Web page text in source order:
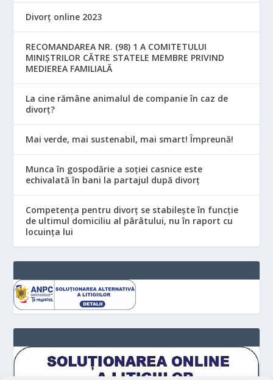
Divorț online 2023
RECOMANDAREA NR. (98) 1 A COMITETULUI
MINIŞTRILOR CĂTRE STATELE MEMBRE PRIVIND
MEDIEREA FAMILIALĂ
La cine rămâne animalul de companie în caz de
divorț?
Mai verde, mai sustenabil, mai smart! Împreună!
Munca în gospodărie a soției casnice este
echivalată în bani la partajul după divorț
Competența pentru divorț se stabilește în funcție
de ultimul domiciliu al pârâtului, nu în raport cu
locuinţa lui